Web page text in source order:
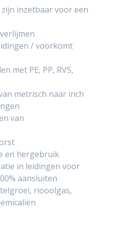
inzetbaar voor een
/ voorkomt
met PE, PP, RVS,
metrisch naar inch
van
en hergebruik
in leidingen voor
aansluiten
riooolgas,